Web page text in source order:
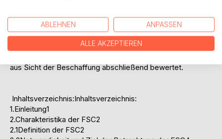
Betrachtung der Teilprozesse werden vorab
Optimierungsbereiche und mögliche Ziele eines IT-
Einsatzes umrissen. Die einzelnen Untersuchungen münden
schließlich in einer Zusammenfassung, welche den Nutzen
aus Sicht der Beschaffung abschließend bewertet.
Inhaltsverzeichnis:Inhaltsverzeichnis:
1.Einleitung1
2.Charakteristika der FSC2
2.1Definition der FSC2
ABLEHNEN ANPASSEN
ALLE AKZEPTIEREN